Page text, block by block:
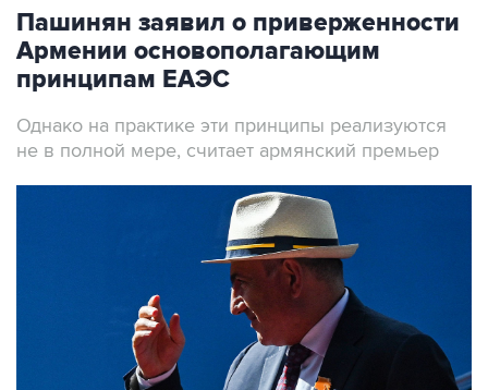
Пашинян заявил о приверженности
Армении основополагающим
принципам ЕАЭС
Однако на практике эти принципы реализуются
не в полной мере, считает армянский премьер